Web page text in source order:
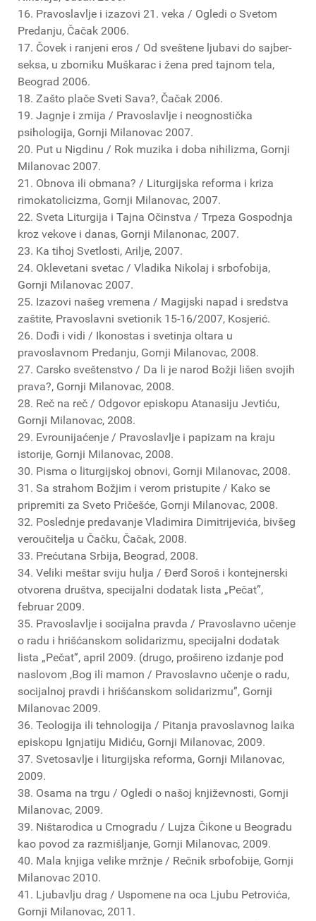
16. Pravoslavlje i izazovi 21. veka / Ogledi o Svetom
Predanju, Čačak 2006.
17. Čovek i ranjeni eros / Od sveštene ljubavi do sajber-
seksa, u zborniku Muškarac i žena pred tajnom tela,
Beograd 2006.
18. Zašto plače Sveti Sava?, Čačak 2006.
19. Jagnje i zmija / Pravoslavlje i neognostička
psihologija, Gornji Milanovac 2007.
20. Put u Nigdinu / Rok muzika i doba nihilizma, Gornji
Milanovac 2007.
21. Obnova ili obmana? / Liturgijska reforma i kriza
rimokatolicizma, Gornji Milanovac, 2007.
22. Sveta Liturgija i Tajna Očinstva / Trpeza Gospodnja
kroz vekove i danas, Gornji Milanonac, 2007.
23. Ka tihoj Svetlosti, Arilje, 2007.
24. Oklevetani svetac / Vladika Nikolaj i srbofobija,
Gornji Milanovac 2007.
25. Izazovi našeg vremena / Magijski napad i sredstva
zaštite, Pravoslavni svetionik 15-16/2007, Kosjerić.
26. Dođi i vidi / Ikonostas i svetinja oltara u
pravoslavnom Predanju, Gornji Milanovac, 2008.
27. Carsko sveštenstvo / Da li je narod Božji lišen svojih
prava?, Gornji Milanovac, 2008.
28. Reč na reč / Odgovor episkopu Atanasiju Jevtiću,
Gornji Milanovac, 2008.
29. Evrounijaćenje / Pravoslavlje i papizam na kraju
istorije, Gornji Milanovac, 2008.
30. Pisma o liturgijskoj obnovi, Gornji Milanovac, 2008.
31. Sa strahom Božjim i verom pristupite / Kako se
pripremiti za Sveto Pričešće, Gornji Milanovac, 2008.
32. Poslednje predavanje Vladimira Dimitrijevića, bivšeg
veroučitelja u Čačku, Čačak, 2008.
33. Prećutana Srbija, Beograd, 2008.
34. Veliki meštar sviju hulja / Đerđ Soroš i kontejnerski
otvorena društva, specijalni dodatak lista „Pečat”,
februar 2009.
35. Pravoslavlje i socijalna pravda / Pravoslavno učenje
o radu i hrišćanskom solidarizmu, specijalni dodatak
lista „Pečat”, april 2009. (drugo, prošireno izdanje pod
naslovom ,Bog ili mamon / Pravoslavno učenje o radu,
socijalnoj pravdi i hrišćanskom solidarizmu”, Gornji
Milanovac 2009.
36. Teologija ili tehnologija / Pitanja pravoslavnog laika
episkopu Ignjatiju Midiću, Gornji Milanovac, 2009.
37. Svetosavlje i liturgijska reforma, Gornji Milanovac,
2009.
38. Osama na trgu / Ogledi o našoj književnosti, Gornji
Milanovac, 2009.
39. Ništarodica u Crnogradu / Lujza Čikone u Beogradu
kao povod za razmišljanje, Gornji Milanovac, 2009.
40. Mala knjiga velike mržnje / Rečnik srbofobije, Gornji
Milanovac 2010.
41. Ljubavlju drag / Uspomene na oca Ljubu Petrovića,
Gornji Milanovac, 2011.